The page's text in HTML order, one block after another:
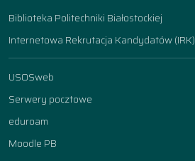
Biblioteka Politechniki Białostockiej
Internetowa Rekrutacja Kandydatów (IRK)
USOSweb
Serwery pocztowe
eduroam
Moodle PB